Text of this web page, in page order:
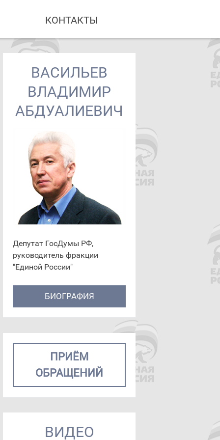
КОНТАКТЫ
ВАСИЛЬЕВ
ВЛАДИМИР
АБДУАЛИЕВИЧ
Депутат ГосДумы РФ,
руководитель фракции
"Единой России"
БИОГРАФИЯ
ПРИЁМ
ОБРАЩЕНИЙ
ВИДЕО